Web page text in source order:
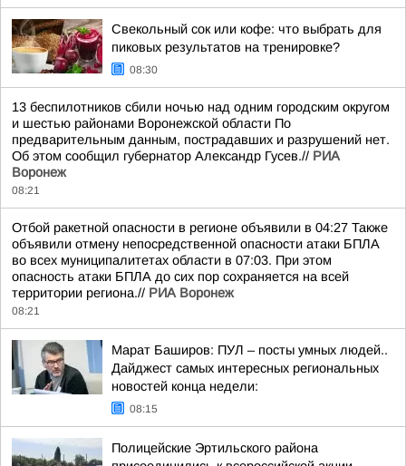
Свекольный сок или кофе: что выбрать для
пиковых результатов на тренировке?
08:30
13 беспилотников сбили ночью над одним городским округом
и шестью районами Воронежской области По
предварительным данным, пострадавших и разрушений нет.
Об этом сообщил губернатор Александр Гусев.// РИА
Воронеж
08:21
Отбой ракетной опасности в регионе объявили в 04:27 Также
объявили отмену непосредственной опасности атаки БПЛА
во всех муниципалитетах области в 07:03. При этом
опасность атаки БПЛА до сих пор сохраняется на всей
территории региона.// РИА Воронеж
08:21
Марат Баширов: ПУЛ – посты умных людей..
Дайджест самых интересных региональных
новостей конца недели:
08:15
Полицейские Эртильского района